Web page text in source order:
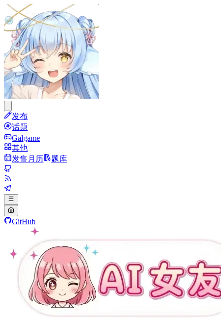
发布
话题
Galgame
其他
发售月历
题库
GitHub